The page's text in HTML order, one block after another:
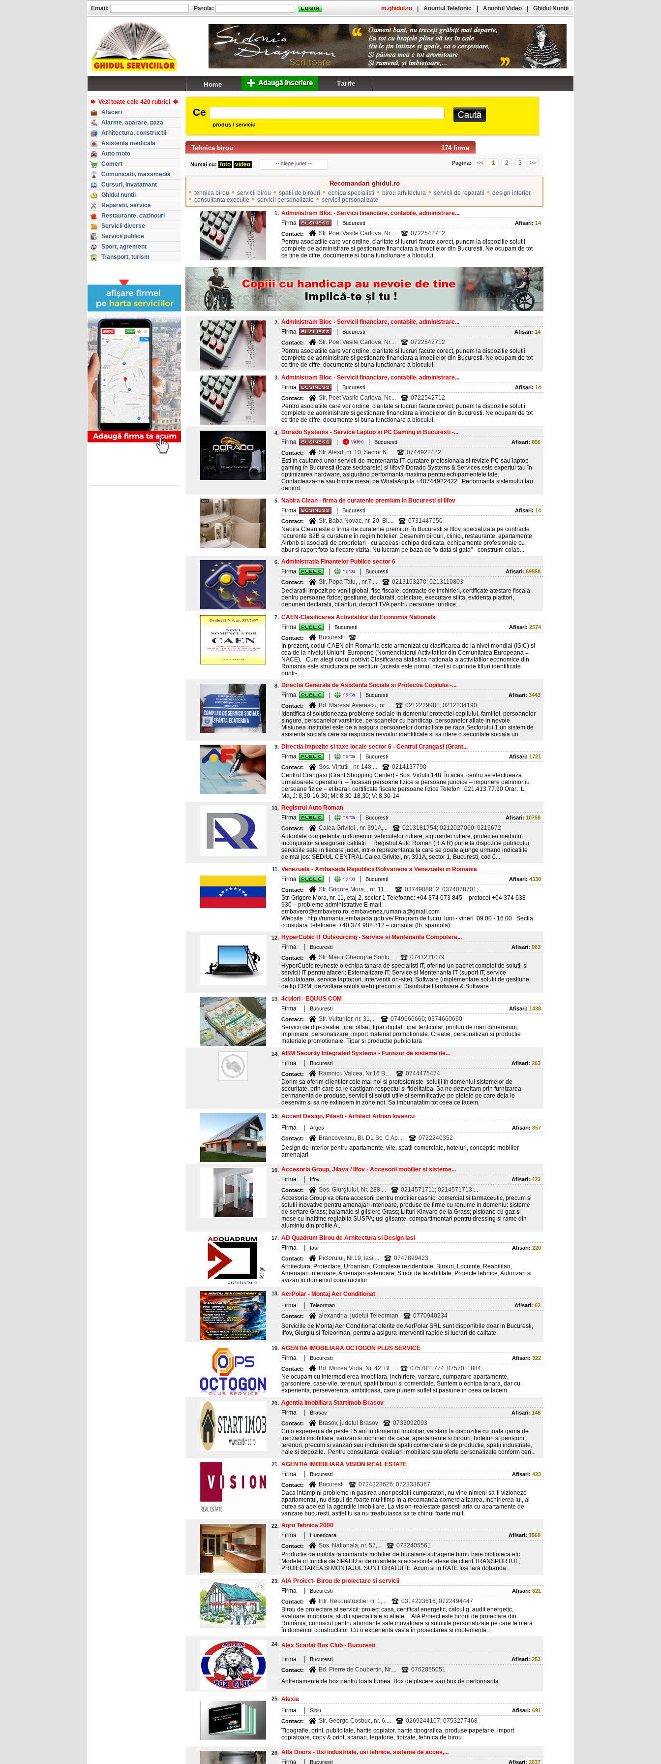
Vezi toate cele 420 rubrici
Afaceri
Alarme, aparare, paza
Arhitectura, constructii
Asistenta medicala
Auto moto
Comert
Comunicatii, massmedia
Cursuri, invatamant
Ghidul nuntii
Reparatii, service
Restaurante, cazinouri
Servicii diverse
Servicii publice
Sport, agrement
Transport, turism
Ce
produs / serviciu
174 firme
Tehnica birou
Numai cu: foto video -- alege judet -- Pagina: << 1 2 3 >>
Recomandari ghidul.ro
• tehnica birou • servicii birou • spatii de birouri • echipa specialisti • birou arhitectura • servicii de reparatii • design interior
• consultanta executie • servicii personalizate • servicii personalizate
1. Administram Bloc - Servicii financiare, contabile, administrare...
Firma
Bucuresti Afisari: 14
Contact:
Str. Poet Vasile Carlova, Nr....
0722542712
Pentru asociatiile care vor ordine, claritate si lucruri facute corect, punem la dispozitie solutii
complete de administrare si gestionare financiara a imobilelor din Bucuresti. Ne ocupam de tot
ce tine de cifre, documente si buna functionare a blocului.
2. Administram Bloc - Servicii financiare, contabile, administrare...
Firma
Bucuresti Afisari: 14
Contact:
Str. Poet Vasile Carlova, Nr....
0722542712
Pentru asociatiile care vor ordine, claritate si lucruri facute corect, punem la dispozitie solutii
complete de administrare si gestionare financiara a imobilelor din Bucuresti. Ne ocupam de tot
ce tine de cifre, documente si buna functionare a blocului.
3. Administram Bloc - Servicii financiare, contabile, administrare...
Firma
Bucuresti Afisari: 14
Contact:
Str. Poet Vasile Carlova, Nr....
0722542712
Pentru asociatiile care vor ordine, claritate si lucruri facute corect, punem la dispozitie solutii
complete de administrare si gestionare financiara a imobilelor din Bucuresti. Ne ocupam de tot
ce tine de cifre, documente si buna functionare a blocului.
4. Dorado Systems - Service Laptop si PC Gaming in Bucuresti -...
Firma
| Bucuresti Afisari: 856
Contact:
Str. Alesd, nr. 10, Sector 6,...
0744922422
Esti în cautarea unor servicii de mentenanta IT, curatare profesionala si revizie PC sau laptop
gaming în Bucuresti (toate sectoarele) si Ilfov? Dorado Systems & Services este expertul tau în
optimizarea hardware, asigurând performanta maxima pentru echipamentele tale.
Contacteaza-ne sau trimite mesaj pe WhatsApp la +40744922422 . Performanta sistemului tau
depind...
5. Nabira Clean - firma de curatenie premium in Bucuresti si Ilfov
Firma
Bucuresti Afisari: 14
Contact:
Str. Baba Novac, nr. 20, Bl....
0731447550
Nabira Clean este o firma de curatenie premium în Bucuresti si Ilfov, specializata pe contracte
recurente B2B si curatenie în regim hotelier. Deservim birouri, clinici, restaurante, apartamente
Airbnb si asociatii de proprietari - cu aceeasi echipa dedicata, echipamente profesionale cu
abur si raport foto la fiecare vizita. Nu lucram pe baza de "o data si gata" - construim colab...
6. Administratia Finantelor Publice sector 6
Firma
Bucuresti Afisari: 69558
Contact:
Str. Popa Tatu, , nr.7,...
0213153270; 0213110803
Declaratii impozit pe venit global, fise fiscale, contracte de inchirieri, certificate atestare fiscala
pentru persoane fizice; gestiune, declaratii, colectare, executare silita, evidenta platitori,
depuneri declaratii, bilanturi, decont TVA pentru persoane juridice.
7. CAEN-Clasificarea Activitatilor din Economia Nationala
Firma
Bucuresti Afisari: 2574
Contact:
Bucuresti
In prezent, codul CAEN din Romania este armonizat cu clasificarea de la nivel mondial (ISIC) si
cea de la nivelul Uniunii Europene (Nomenclatorul Activitatilor din Comunitatea Europeana =
NACE). Cum alegi codul potrivit Clasificarea statistica nationala a activitatilor economice din
Romania este structurata pe sectiuni (acesta este primul nivel si cuprinde titluri identificate
printr-...
8. Directia Generala de Asistenta Sociala si Protectia Copilului -...
Firma
Bucuresti Afisari: 3443
Contact:
Bd. Maresal Averescu, nr....
0212229981; 0212234190;...
Identifica si solutioneaza probleme sociale in domeniul protectiei copilului, familiei, persoanelor
singure, persoanelor varstnice, persoanelor cu handicap, persoanelor aflate in nevoie
Misiunea institutiei este de a asigura persoanelor domiciliate pe raza Sectorului 1 un sistem de
asistenta sociala care sa raspunda nevoilor identificate si sa ofere o securitate sociala un...
9. Directia impozite si taxe locale sector 6 - Centrul Crangasi (Grant...
Firma
Bucuresti Afisari: 1721
Contact:
Sos. Virtutii , nr. 148,...
0214137790
Centrul Crangasi (Grant Shopping Center) - Sos. Virtutii 148 În acest centru se efectueaza
urmatoarele operatiuni: – încasari persoane fizice si persoane juridice – impunere patrimoniu
persoane fizice – eliberari certificate fiscale persoane fizice Telefon : 021.413.77.90 Orar: L,
Ma, J: 8,30-16,30; Mi: 8,30-18,30; V: 8,30-14
10. Registrul Auto Roman
Firma
Bucuresti Afisari: 10758
Contact:
Calea Grivitei , nr. 391A,...
0213181754; 0212027000; 0219672
Autoritate competenta in domeniul vehiculelor rutiere, sigurantei rutiere, protectiei mediului
inconjurator si asigurarii calitatii Registrul Auto Roman (R.A.R) pune la dispozitie publicului
serviciile sale in fiecare judet, intr-o reprezentanta la care se poate ajunge urmand indicatiile
de mai jos: SEDIUL CENTRAL Calea Grivitei, nr. 391A, sector 1, Bucuresti, cod 0...
11. Venezuela - Ambasada Republicii Bolivariene a Venezuelei in Romania
Firma
Bucuresti Afisari: 4330
Contact:
Str. Grigore Mora, , nr. 11,...
0374908812; 0374078701;...
Str. Grigore Mora, nr. 11, etaj 2, sector 1 Telefoane: +04 374 073 845 – protocol +04 374 638
930 – probleme administrative E-mail:
embavero@embavero.ro; embavenez.rumania@gmail.com
Website : http://rumania.embajada.gob.ve/ Program de lucru: luni - vineri 09.00 - 16.00 Sectia
consulara Telefoane: +40 374 908 812 – consulat (lb. spaniola)...
12. HyperCubic IT Outsourcing - Service si Mentenanta Computere...
Firma
Bucuresti Afisari: 963
Contact:
Str. Maior Gheorghe Sontu,...
0741231079
HyperCubic reuneste o echipa tanara de specialisti IT, oferind un pachet complet de solutii si
servicii IT pentru afaceri: Externalizare IT, Service si Mentenanta IT (suport IT, service
calculatoare, service laptopuri, interventii on-site), Software (implementare solutii de gestiune
de tip CRM, dezvoltare solutii web) precum si Distributie Hardware & Software
13. 4culori - EQUUS COM
Firma
Bucuresti Afisari: 1438
Contact:
Str. Vulturilor, nr. 31,...
0749660660; 0374660660
Servicii de dtp-creatie, tipar offset, tipar digital, tipar lenticular, printuri de mari dimensiuni,
imprimare, personalizare, import material promotionale. Creatie, personalizari si productie
materiale promotionale. Tipar si productie publicitara
14. ABM Security Integrated Systems - Furnizor de sisteme de...
Firma
Bucuresti Afisari: 263
Contact:
Ramnicu Valcea, Nr.16 B,...
0744475474
Dorim sa oferim clientilor cele mai noi si profesioniste solutii în domeniul sistemelor de
securitate, prin care sa le castigam respectul si fidelitatea. Sa ne dezvoltam prin furnizarea
permanenta de produse, servicii si solutii utile si semnificative pe pietele pe care deja le
deservim si sa ne extindem in zone noi. Sa imbunatatim tot ceea ce facem.
15. Accent Design, Pitesti - Arhitect Adrian Iovescu
Firma
Arges Afisari: 857
Contact:
Brancoveanu, Bl. D1 Sc. C Ap....
0722240352
Design de interior pentru apartamente, vile, spatii comerciale, hoteluri, conceptie mobilier
amenajari
16. Accesoria Group, Jilava / Ilfov - Accesorii mobilier si sisteme...
Firma
Ilfov Afisari: 423
Contact:
Sos. Giurgiului, Nr. 288,...
0214571711; 0214571713;...
Accesoria Group va ofera accesorii pentru mobilier casnic, comercial si farmaceutic, precum si
solutii inovative pentru amenajari interioare, produse de firme cu renume in domeniu: sisteme
de sertare Grass; balamale si glisiere Grass; Lifturi Kinvaro de la Grass; pistoane cu gaz si
mese cu inaltime reglabila SUSPA; usi glisante, compartimentari pentru dressing si rame din
aluminiu din profile A...
17. AD Quadrum Birou de Arhitectura si Design Iasi
Firma
Iasi Afisari: 220
Contact:
Pictorului, Nr.19, Iasi,...
0747899423
Arhitectura, Proiectare, Urbanism, Complexe rezidentiale, Birouri, Locuinte, Reabilitari,
Amenajari interioare, Amenajari exterioare, Studii de fezabilitate, Proiecte tehnice, Autorizari si
avizari in domeniul constructiilor
18. AerPolar - Montaj Aer Conditionat
Firma
Teleorman Afisari: 62
Contact:
alexandria, judetul Teleorman
0770940234
Serviciile de Montaj Aer Conditionat oferite de AerPolar SRL sunt disponibile doar in Bucuresti,
Ilfov, Giurgiu si Teleorman, pentru a asigura interventii rapide si lucrari de calitate.
19. AGENTIA IMOBILIARA OCTOGON PLUS SERVICE
Firma
Bucuresti Afisari: 322
Contact:
Bd. Mircea Voda, Nr. 42, Bl....
0757011774; 0757011884;...
Ne ocupam cu intermedierea imobiliara, inchiriere, vanzare, cumparare apartamente,
garsoniere, case-vile, terenuri, spatii birouri si comerciale. Suntem o echipa tanara, dar cu
experienta, perseverenta, ambitioasa, care punem suflet si pasiune in ceea ce facem.
20. Agentia Imobiliara Startimob-Brasov
Firma
Brasov Afisari: 148
Contact:
Brasov, judetul Brasov
0733092093
Cu o experienta de peste 15 ani in domeniul imobiliar, va stam la dispozitie cu toata gama de
tranzactii imobiliare, vanzari si inchirieri de case, apartamente si birouri, hoteluri si pensiuni,
terenuri, precum si vanzari sau inchirieri de spatii comerciale si de productie, spatii industriale,
hale si depozite. Pentru consultanta, evaluari imobiliare sau oferte personalizate conform ceri...
21. AGENTIA IMOBILIARA VISION REAL ESTATE
Firma
Bucuresti Afisari: 423
Contact:
Bucuresti
0724223626; 0723336367
Daca intampini probleme in gasirea unor posibili cumparatori, nu vine nimeni sa-ti vizioneze
apartamentul, nu dispui de foarte mult timp in a recomanda comercializarea, inchirierea lui, ai
putea sa apelezi la agentiile imobiliare. La vision-realestate gasesti aria cu apartamente de
vanzare bucuresti, astfel tu sa nu treabuiasca sa te chinui foarte mult.
22. Agro Tehnica 2000
Firma
Hunedoara Afisari: 1568
Contact:
Sos. Nationala, nr. 57,...
0732405561
Productie de mobila la comanda mobilier de bucatarie sufragerie birou baie biblioteca etc.
Modele in functie de SPATIU si de nuantele si accesoriile alese de client TRANSPORTUL,
PROIECTAREA SI MONTAJUL SUNT GRATUITE .Acum si in RATE fixe fara dobanda .
23. AIA Proiect- Birou de proiectare si servicii
Firma
Bucuresti Afisari: 821
Contact:
Intr. Reconstructiei nr. 1,...
0314223616; 0722494447
Birou de proiectare si servicii: proiect casa, certificat energetic, calcul g, audit energetic,
evaluare imobiliara, studii specialitate si altele. AIA Proiect este biroul de proiectare din
România, cunoscut pentru abordarile sale inovatoare si solutiile personalizate pe care le ofera
în domeniul constructiilor. Cu o experienta vasta în proiectarea si implementa...
24. Alex Scarlat Box Club - Bucuresti
Firma
Bucuresti Afisari: 253
Contact:
Bd. Pierre de Coubertin, Nr....
0762055051
Antrenamente de box pentru toata lumea. Box de placere sau box de performanta.
25. Alexia
Firma
Sibiu Afisari: 691
Contact:
Str. George Cosbuc, nr. 6,...
0269244167; 0753277468
Tipografie, print, publicitate, hartie copiator, hartie tipografica, produse papetarie, import
copiatoare, copy & print, scanari, legatorie, tipizate, tehnica de birou
26. Alfa Doors - Usi industriale, usi tehnice, sisteme de acces,...
Firma
Bucuresti Afisari: 2037
Email: Parola: m.ghidul.ro Anuntul Telefonic Anuntul Video Ghidul Nuntii
Tarife